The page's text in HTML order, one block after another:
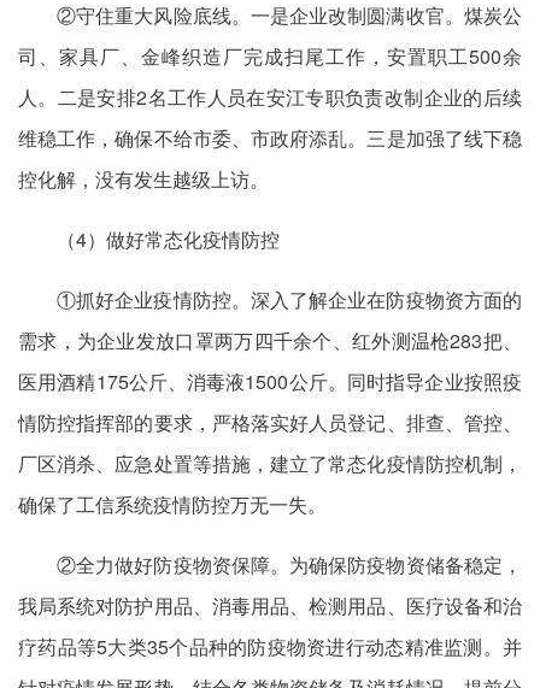
②守住重大风险底线。一是企业改制圆满收官。煤炭公
司、家具厂、金峰织造厂完成扫尾工作，安置职工500余
人。二是安排2名工作人员在安江专职负责改制企业的后续
维稳工作，确保不给市委、市政府添乱。三是加强了线下稳
控化解，没有发生越级上访。
（4）做好常态化疫情防控
①抓好企业疫情防控。深入了解企业在防疫物资方面的
需求，为企业发放口罩两万四千余个、红外测温枪283把、
医用酒精175公斤、消毒液1500公斤。同时指导企业按照疫
情防控指挥部的要求，严格落实好人员登记、排查、管控、
厂区消杀、应急处置等措施，建立了常态化疫情防控机制，
确保了工信系统疫情防控万无一失。
②全力做好防疫物资保障。为确保防疫物资储备稳定，
我局系统对防护用品、消毒用品、检测用品、医疗设备和治
疗药品等5大类35个品种的防疫物资进行动态精准监测。并